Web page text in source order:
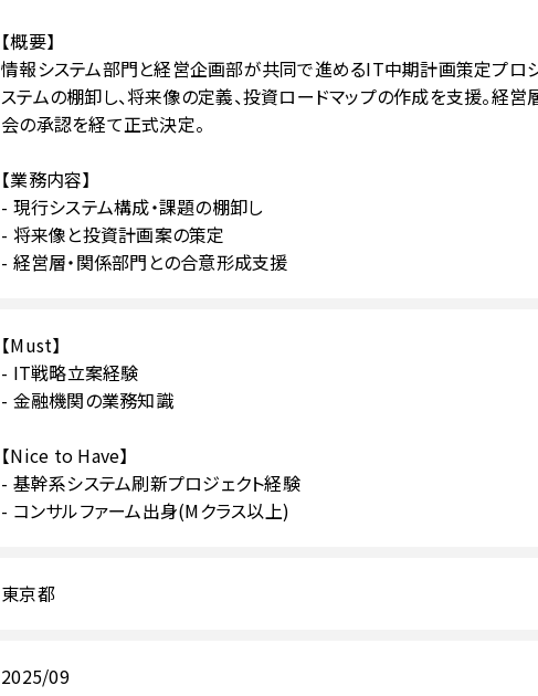
【概要】
情報システム部門と経営企画部が共同で進めるIT中期計画策定プロジ
ステムの棚卸し、将来像の定義、投資ロードマップの作成を支援。経
会の承認を経て正式決定。
【業務内容】
- 現行システム構成・課題の棚卸し
- 将来像と投資計画案の策定
- 経営層・関係部門との合意形成支援
【Must】
- IT戦略立案経験
- 金融機関の業務知識
【Nice to Have】
- 基幹系システム刷新プロジェクト経験
- コンサルファーム出身(Mクラス以上)
東京都
2025/09